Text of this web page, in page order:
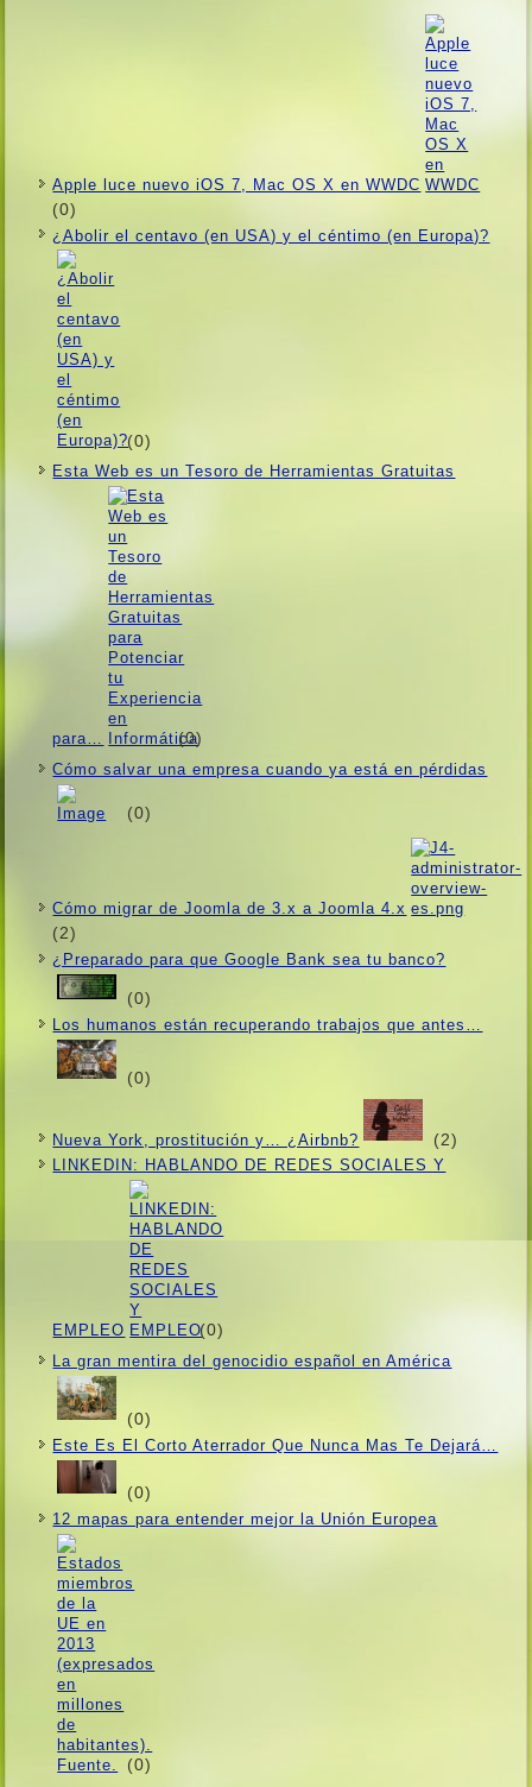
Apple luce nuevo iOS 7, Mac OS X en WWDC
(0)
¿Abolir el centavo (en USA) y el céntimo (en Europa)?
(0)
Esta Web es un Tesoro de Herramientas Gratuitas
para… (0)
Cómo salvar una empresa cuando ya está en pérdidas
(0)
Cómo migrar de Joomla de 3.x a Joomla 4.x
(2)
¿Preparado para que Google Bank sea tu banco?
(0)
Los humanos están recuperando trabajos que antes…
(0)
Nueva York, prostitución y… ¿Airbnb? (2)
LINKEDIN: HABLANDO DE REDES SOCIALES Y
EMPLEO (0)
La gran mentira del genocidio español en América
(0)
Este Es El Corto Aterrador Que Nunca Mas Te Dejará…
(0)
12 mapas para entender mejor la Unión Europea
(0)